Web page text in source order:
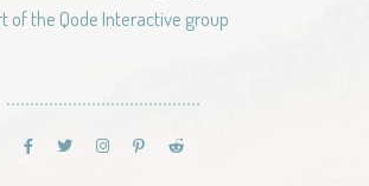
of the Qode Interactive group